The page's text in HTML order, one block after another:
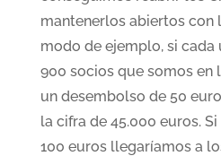
mantenerlos abiertos con
modo de ejemplo, si cada
900 socios que somos en
un desembolso de 50
la cifra de 45.000 euros.
100 euros llegaríamos a